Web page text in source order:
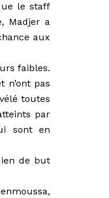
le staff
Madjer a
aux
faibles.
n’ont pas
toutes
par
sont en
de but